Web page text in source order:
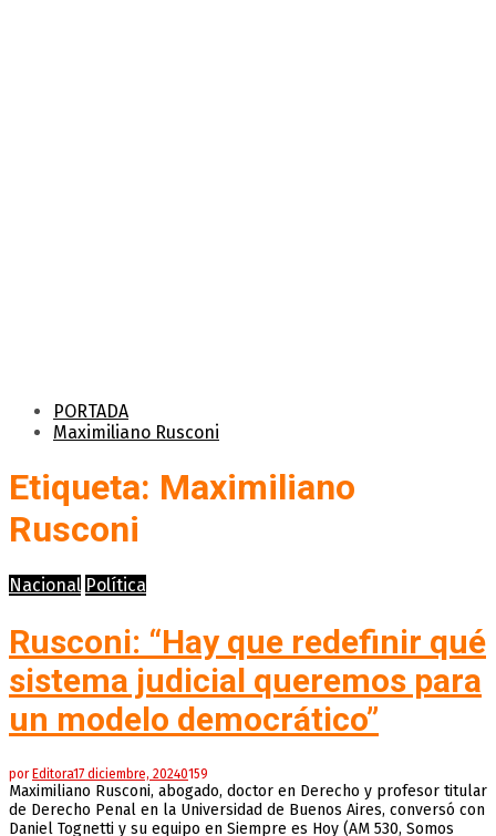
PORTADA
Maximiliano Rusconi
Etiqueta: Maximiliano
Rusconi
Nacional Política
Rusconi: “Hay que redefinir qué
sistema judicial queremos para
un modelo democrático”
por Editora17 diciembre, 20240159
Maximiliano Rusconi, abogado, doctor en Derecho y profesor titular
de Derecho Penal en la Universidad de Buenos Aires, conversó con
Daniel Tognetti y su equipo en Siempre es Hoy (AM 530, Somos